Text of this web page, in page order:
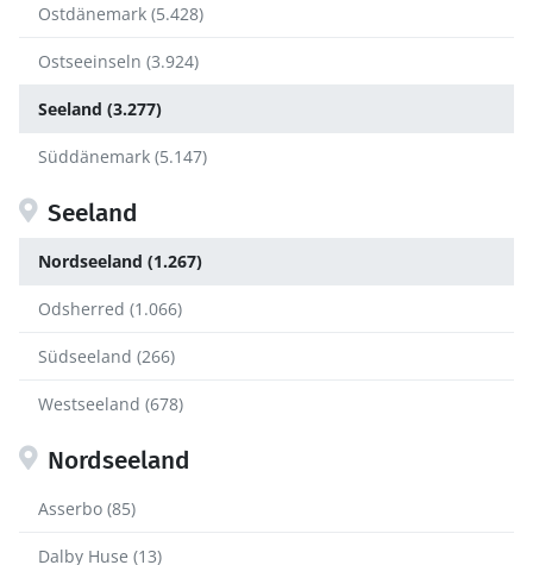
Ostdänemark (5.428)
Ostseeinseln (3.924)
Seeland (3.277)
Süddänemark (5.147)
Seeland
Nordseeland (1.267)
Odsherred (1.066)
Südseeland (266)
Westseeland (678)
Nordseeland
Asserbo (85)
Dalby Huse (13)